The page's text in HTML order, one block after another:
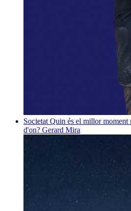
Societat Quin és el millor moment
d'on? Gerard Mira